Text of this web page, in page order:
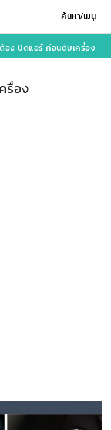
ค้นหา/เมนู
ต้อง ปิดแอร์ ก่อนดับเครื่อง
รื่อง